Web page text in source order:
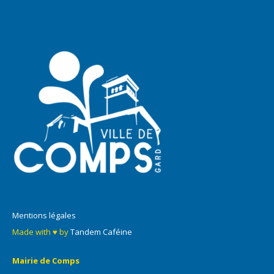
Mentions légales
Made with ♥ byTandem Caféine
Mairie de Comps